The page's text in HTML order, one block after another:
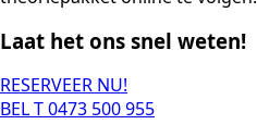
Laat het ons snel weten!
RESERVEER NU!
BEL T 0473 500 955